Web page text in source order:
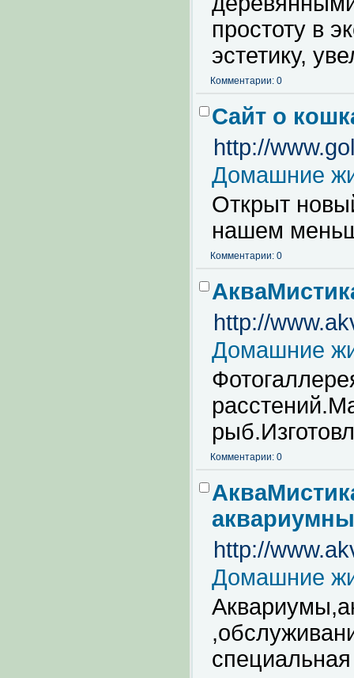
простоту в
эстетику,
Комментарии: 0
Сайт о
http://
Домашние
Открыт
нашем
Комментарии: 0
http://
Домашние
Комментарии: 0
http://
Домашние